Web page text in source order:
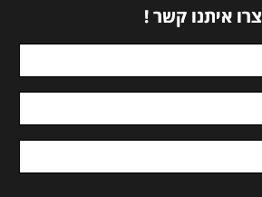
צרו איתנו קשר !